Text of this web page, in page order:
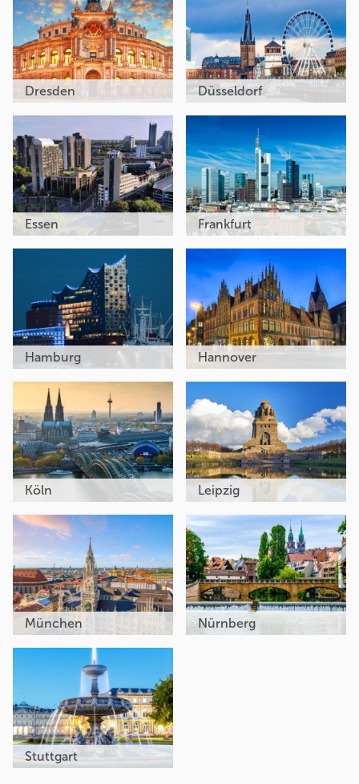
Dresden Düsseldorf
Essen Frankfurt
Hamburg Hannover
Köln Leipzig
München Nürnberg
Stuttgart